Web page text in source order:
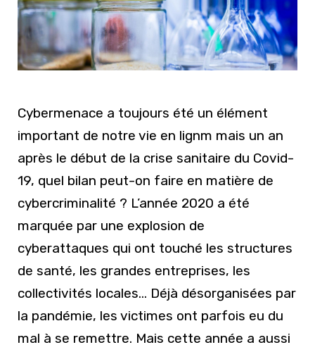
Cybermenace a toujours été un élément
important de notre vie en lignm mais un an
après le début de la crise sanitaire du Covid-
19, quel bilan peut-on faire en matière de
cybercriminalité ? L’année 2020 a été
marquée par une explosion de
cyberattaques qui ont touché les structures
de santé, les grandes entreprises, les
collectivités locales… Déjà désorganisées par
la pandémie, les victimes ont parfois eu du
mal à se remettre. Mais cette année a aussi